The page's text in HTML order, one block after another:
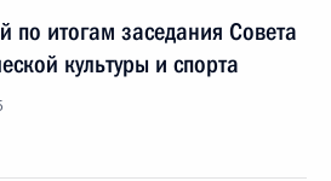
по итогам заседания Совета
культуры и спорта